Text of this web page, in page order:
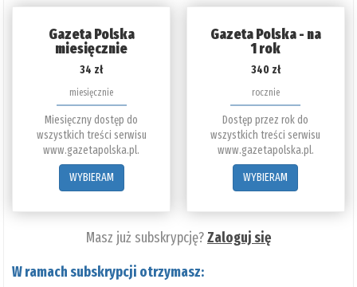
Gazeta Polska
miesięcznie
34 zł
miesięcznie
Miesięczny dostęp do
wszystkich treści serwisu
www.gazetapolska.pl.
WYBIERAM
Gazeta Polska - na
1 rok
340 zł
rocznie
Dostęp przez rok do
wszystkich treści serwisu
www.gazetapolska.pl.
WYBIERAM
Masz już subskrypcję?Zaloguj się
W ramach subskrypcji otrzymasz: